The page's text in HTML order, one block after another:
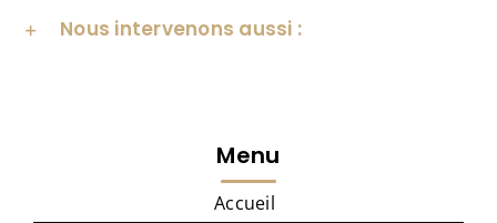
Nous intervenons aussi :
Menu
Accueil